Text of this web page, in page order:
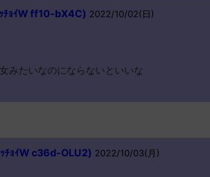
ﾁｮｲW ff10-bX4C) 2022/10/02(日)
みたいなのにならないといいな
ﾁｮｲW c36d-OLU2) 2022/10/03(月)